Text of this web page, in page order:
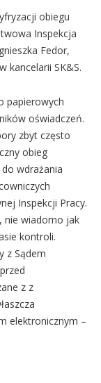
obiegu
Inspekcja
Fedor,
kancelarii SK&S.
papierowych
oświadczeń.
zbyt często
obieg
wdrażania
Inspekcji Pracy.
nie wiadomo jak
kontroli.
z Sądem
z z
elektronicznym –